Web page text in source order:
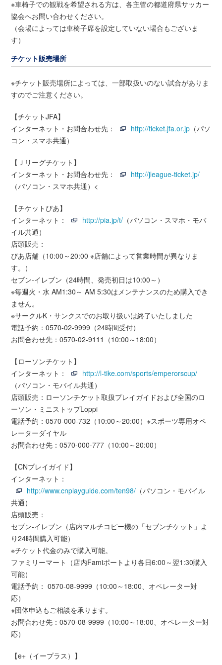
※車椅子での観戦を希望される方は、各主管の都道府県サッカー
協会へお問い合わせください。
（会場によっては車椅子席を設定していない場合もございま
す）
チケット販売場所
※チケット販売場所によっては、一部取扱いのない試合がありま
すのでご注意ください。
【チケットJFA】
インターネット・お問合わせ先：
http://ticket.jfa.or.jp （パソ
コン・スマホ共通）
【Ｊリーグチケット】
インターネット・お問合わせ先：
http://jleague-ticket.jp/
（パソコン・スマホ共通）<
【チケットぴあ】
インターネット：
http://pia.jp/t/ （パソコン・スマホ・モバ
イル共通）
店頭販売：
ぴあ店舗（10:00～20:00 ※店舗によって営業時間が異なりま
す。）
セブン-イレブン（24時間、発売初日は10:00～）
※毎週火・水 AM1:30～ AM 5:30はメンテナンスのため購入でき
ません。
※サークルK・サンクスでのお取り扱いは終了いたしました
電話予約：0570-02-9999（24時間受付）
お問合わせ先：0570-02-9111（10:00～18:00）
【ローソンチケット】
インターネット：
http://l-tike.com/sports/emperorscup/
（パソコン・モバイル共通）
店頭販売：ローソンチケット取扱プレイガイドおよび全国のロ
ーソン・ミニストップLoppi
電話予約：0570-000-732（10:00～20:00）※スポーツ専用オペ
レーターダイヤル
お問合わせ先：0570-000-777（10:00～20:00）
【CNプレイガイド】
インターネット：
http://www.cnplayguide.com/ten98/ （パソコン・モバイル
共通）
店頭販売：
セブン-イレブン（店内マルチコピー機の「セブンチケット」よ
り24時間購入可能）
※チケット代金のみで購入可能。
ファミリーマート（店内Famiポートより各日6:00～翌1:30購入
可能）
電話予約： 0570-08-9999（10:00～18:00、オペレーター対
応）
※団体申込もご相談を承ります。
お問合わせ先：0570-08-9999（10:00～18:00、オペレーター対
応）
【e+（イープラス）】